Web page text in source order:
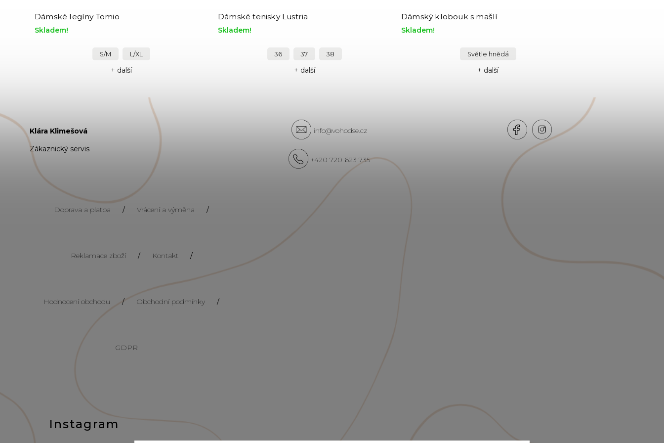
Dámské legíny Tomio
Skladem!
S/M L/XL
+ další
Dámské tenisky Lustria
Skladem!
36 37 38
+ další
Dámský klobouk s mašlí
Skladem!
Světle hnědá
+ další
Instagram
Klára Klimešová
Zákaznický servis
info@vohodse.cz
+420 720 623 735
Doprava a platba / Vrácení a výměna /
Reklamace zboží / Kontakt /
Hodnocení obchodu / Obchodní podmínky /
GDPR